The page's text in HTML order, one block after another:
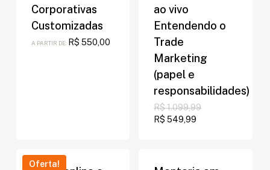
Corporativas
Customizadas
A PARTIR DE: R$ 550,00
ao vivo
Entendendo o
Trade
Marketing
(papel e
responsabilidades)
R$1.099,99O
R$ 549,99
Oferta!